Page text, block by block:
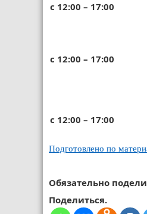
с 12:00 – 17:00
с 12:00 – 17:00
с 12:00 – 17:00
Подготовлено по
Обязательно
Поделиться.